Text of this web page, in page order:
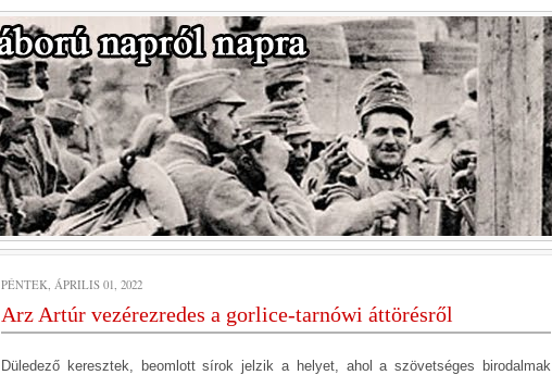
PÉNTEK, ÁPRILIS 01, 2022
Arz Artúr vezérezredes a gorlice-tarnówi áttörésről
Düledező keresztek, beomlott sírok jelzik a helyet, ahol a szövetséges birodalmak